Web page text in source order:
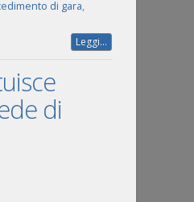
di gara,
Leggi...
di